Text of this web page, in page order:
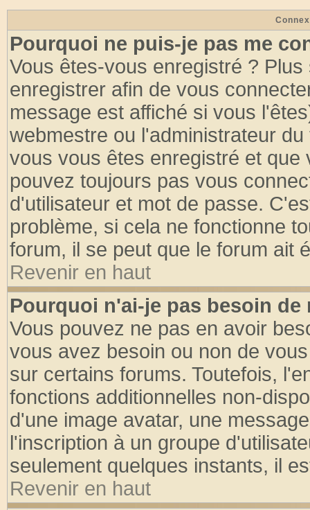
Pourquoi ne puis-je pas me
Vous êtes-vous enregistré ?
enregistrer afin de vous
message est affiché si vous
webmestre ou l'administrateur
vous vous êtes enregistré et
pouvez toujours pas vous
d'utilisateur et mot de passe.
problème, si cela ne fonctionne
forum, il se peut que le forum ait
Revenir en haut
Pourquoi n'ai-je pas besoin de
Vous pouvez ne pas en avoir
vous avez besoin ou non de
sur certains forums. Toutefois,
fonctions additionnelles non-
d'une image avatar, une
l'inscription à un groupe
seulement quelques instants, il
Revenir en haut